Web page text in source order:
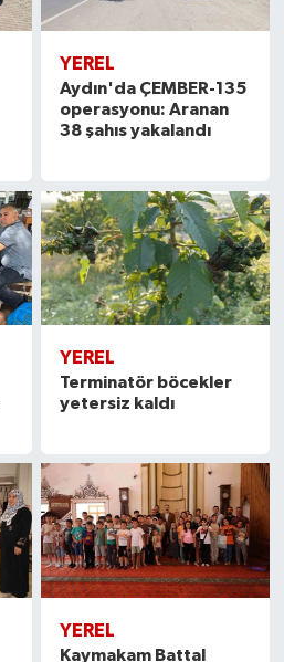
YEREL
Aydın'da ÇEMBER-135
operasyonu: Aranan
38 şahıs yakalandı
YEREL
Terminatör böcekler
yetersiz kaldı
YEREL
Kaymakam Battal